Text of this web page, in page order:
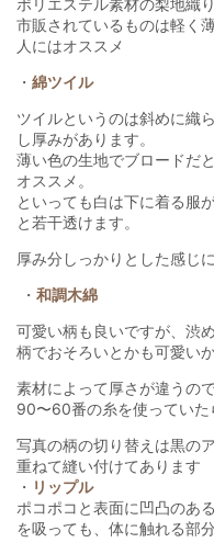
市販されているものは軽く
人にはオススメ
・ 綿ツイル
ツイルというのは斜めに織
し厚みがあります。
薄い色の生地でブロードだ
オススメ。
といっても白は下に着る服
と若干透けます。
厚み分しっかりとした感じ
・ 和調木綿
可愛い柄も良いですが、渋
柄でおそろいとかも可愛い
素材によって厚さが違うの
90〜60番の糸を使っていた
写真の柄の切り替えは黒の
重ねて縫い付けてあります
・ リップル
ポコポコと表面に凹凸のあ
を吸っても、体に触れる部